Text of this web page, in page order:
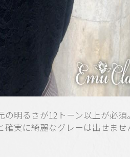
の明るさが12トーン以上が必須
確実に綺麗なグレーは出せませ